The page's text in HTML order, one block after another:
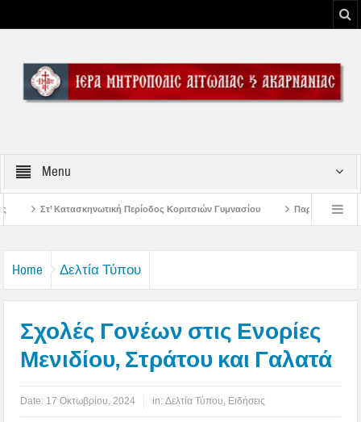
Menu
Περίοδος Κοριτσιών Γυμνασίου Παρακλήσεις πρώτης εβδομάδος
Home Δελτία Τύπου
Σχολές Γονέων στις Ενορίες
Μενιδίου, Στράτου και Γαλατά
Date: 17 Οκτωβρίου, 2024 in:Δελτία Τύπου Ειδήσεις